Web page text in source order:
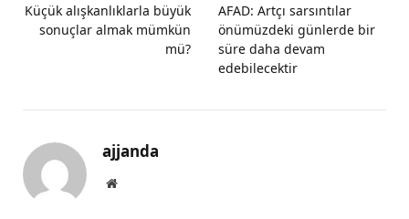
Küçük alışkanlıklarla büyük
sonuçlar almak mümkün
mü?
AFAD: Artçı sarsıntılar
önümüzdeki günlerde bir
süre daha devam
edebilecektir
ajjanda
Website